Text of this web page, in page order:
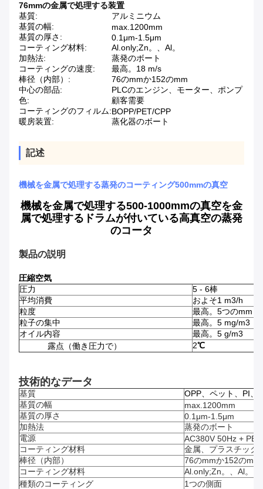
76mmの金属で処理する装置
基質:
アルミニウム
基質の幅:
max.1200mm
基質の厚さ:
0.1μm-1.5μm
コーティング材料:
Al.only;Zn。、Al。
加熱法:
蒸発のボート
コーティングの速度:
最高。18 m/s
棒径（内部）:
76のmmか152のmm
中心の部品:
PLCのエンジン、モーター、ポンプ
色:
顧客需要
コーティングのフィルム:BOPP/PET/CPP
暖房装置:
蒸化器のボート
記述
機械を金属で処理する蒸発のコーティング500mmの真空
機械を金属で処理する500-1000mmの真空を金
属で処理するドラムが付いている高真空の蒸発
のコータ
製品の説明
圧縮空気
圧力
5 - 6棒
平均消費
およそ1 m3/h
粒度
最高。5つのmm
粒子の集中
最高。5 mg/m3
オイル内容
最高。5 g/m3
露点（働き圧力で）
2℃
技術的なデータ
基質
OPP、ペット、PI、
基質の幅
max.1200mm
基質の厚さ
0.1μm-1.5μm
加熱法
蒸発のボート
電源
AC380V 50Hz + PE
コーティング材料
金属、プラスチック
棒径（内部）
76のmmか152のmm
コーティング材料
Al.only;Zn。、Al。
種類のコーティング
1つの側面